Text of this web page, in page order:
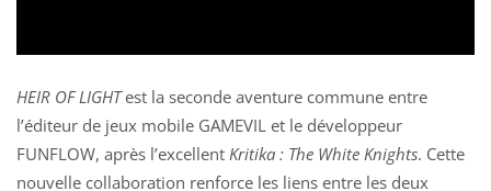
HEIR OF LIGHTest la seconde aventure commune entre
l’éditeur de jeux mobile GAMEVIL et le développeur
FUNFLOW, après l’excellent Kritika : The White Knights. Cette
nouvelle collaboration renforce les liens entre les deux